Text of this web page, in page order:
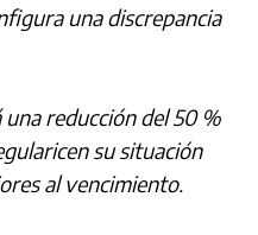
una discrepancia
una reducción del 50 %
su situación
al vencimiento.